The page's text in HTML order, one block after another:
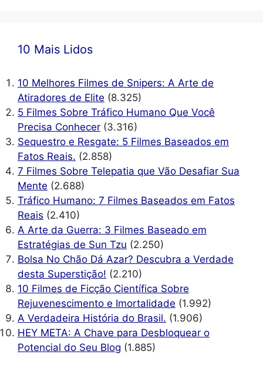
10 Mais Lidos
10 Melhores Filmes de Snipers: A Arte de
Atiradores de Elite (8.325)
5 Filmes Sobre Tráfico Humano Que Você
Precisa Conhecer (3.316)
Sequestro e Resgate: 5 Filmes Baseados em
Fatos Reais. (2.858)
7 Filmes Sobre Telepatia que Vão Desafiar Sua
Mente (2.688)
Tráfico Humano: 7 Filmes Baseados em Fatos
Reais (2.410)
A Arte da Guerra: 3 Filmes Baseado em
Estratégias de Sun Tzu (2.250)
Bolsa No Chão Dá Azar? Descubra a Verdade
desta Superstição! (2.210)
10 Filmes de Ficção Científica Sobre
Rejuvenescimento e Imortalidade (1.992)
A Verdadeira História do Brasil. (1.906)
HEY META: A Chave para Desbloquear o
Potencial do Seu Blog (1.885)